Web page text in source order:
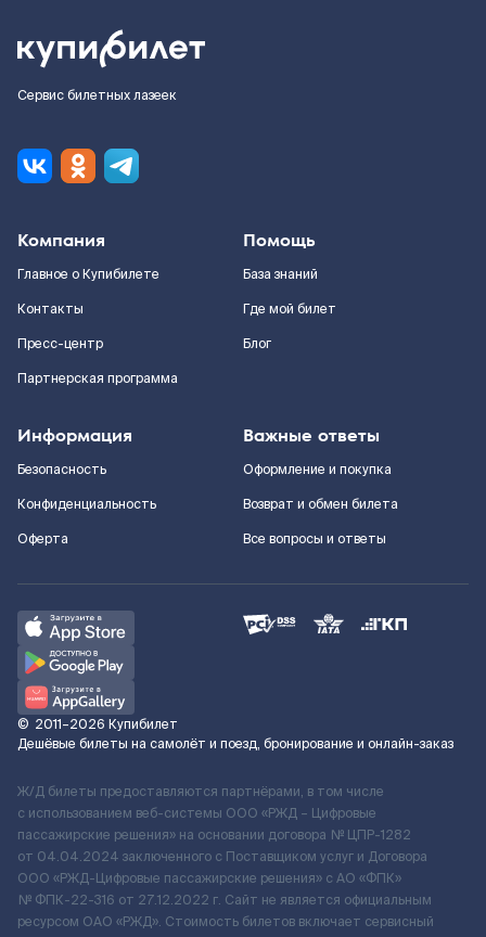
Сервис билетных лазеек
Компания
Главное о Купибилете
Контакты
Пресс-центр
Партнерская программа
Помощь
База знаний
Где мой билет
Блог
Информация
Безопасность
Конфиденциальность
Оферта
Важные ответы
Оформление и покупка
Возврат и обмен билета
Все вопросы и ответы
© 2011–2026 Купибилет
Дешёвые билеты на самолёт и поезд, бронирование и онлайн-заказ
Ж/Д билеты предоставляются партнёрами, в том числе
с использованием веб-системы ООО «РЖД – Цифровые
пассажирские решения» на основании договора № ЦПР-1282
от 04.04.2024 заключенного с Поставщиком услуг и Договора
ООО «РЖД-Цифровые пассажирские решения» c АО «ФПК»
№ ФПК-22-316 от 27.12.2022 г. Сайт не является официальным
ресурсом ОАО «РЖД». Стоимость билетов включает сервисный